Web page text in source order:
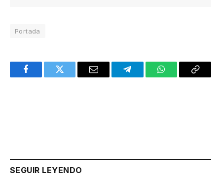
Portada
FacebookTwitter Email TelegramWhatsAppCopy
SEGUIR LEYENDO